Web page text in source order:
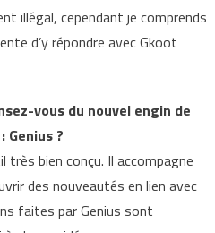
illégal, cependant je comprends
d’y répondre avec Gkoot
vous du nouvel engin de
Genius ?
très bien conçu. Il accompagne
des nouveautés en lien avec
faites par Genius sont